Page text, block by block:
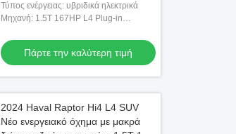
Raptor
Τύπος ενέργειας: υβριδικά ηλεκτρικά
Μηχανή: 1.5T 167HP L4 Plug-in
Πάρτε την καλύτερη τιμή
2024 Haval Raptor Hi4 L4 SUV
Νέο ενεργειακό όχημα με μακρά